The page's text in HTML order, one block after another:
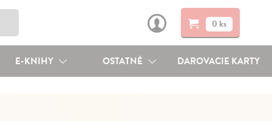
0 ks
E-KNIHY OSTATNÉ DAROVACIE KARTY